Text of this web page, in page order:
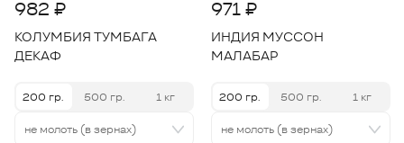
982 ₽
КОЛУМБИЯ ТУМБАГА
ДЕКАФ
не молоть (в зернах)
200 гр. 500 гр. 1 кг
971 ₽
ИНДИЯ МУССОН
МАЛАБАР
не молоть (в зернах)
200 гр. 500 гр. 1 кг